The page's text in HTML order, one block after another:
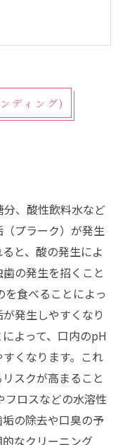
ディング)
、酸性飲料水など
プラーク）が発生
と、酸の発生によ
の発生を招くこと
を食べることによっ
発生しやすくなり
よって、口内のpH
くなります。これ
スクが高まること
フロスなどの水溶性
の除去や口臭の予
なクリーニング